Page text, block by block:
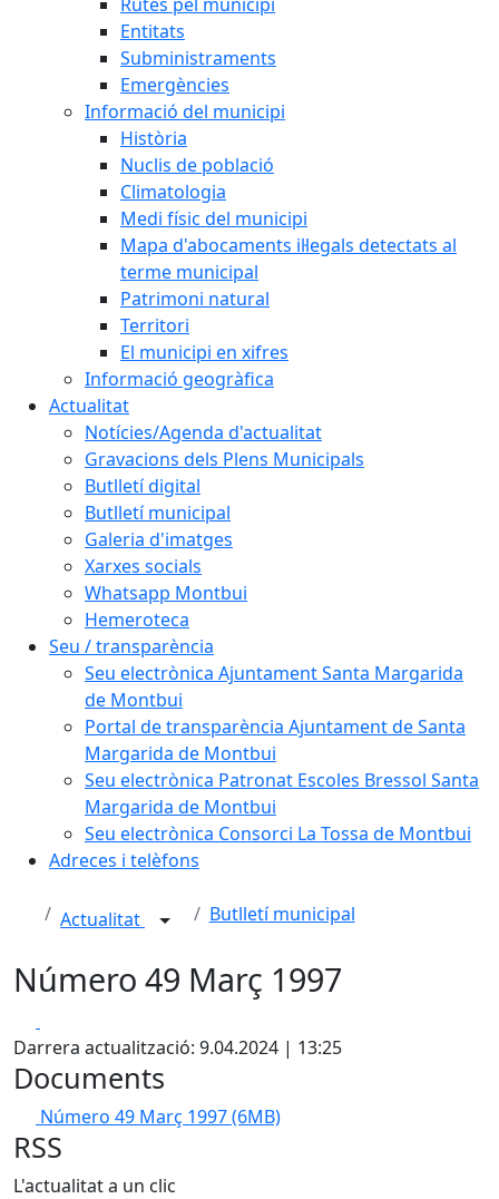
Entitats
Subministraments
Emergències
Informació del municipi
Història
Nuclis de població
Climatologia
Medi físic del municipi
Mapa d'abocaments il·legals detectats al
terme municipal
Patrimoni natural
Territori
El municipi en xifres
Informació geogràfica
Actualitat
Notícies/Agenda d'actualitat
Gravacions dels Plens Municipals
Butlletí digital
Butlletí municipal
Galeria d'imatges
Xarxes socials
Whatsapp Montbui
Hemeroteca
Seu / transparència
Seu electrònica Ajuntament Santa Margarida
de Montbui
Portal de transparència Ajuntament de Santa
Margarida de Montbui
Seu electrònica Patronat Escoles Bressol Santa
Margarida de Montbui
Seu electrònica Consorci La Tossa de Montbui
Adreces i telèfons
Actualitat Butlletí municipal
Número 49 Març 1997
Darrera actualització: 9.04.2024 | 13:25
Documents
Número 49 Març 1997(6MB)
RSS
L'actualitat a un clic